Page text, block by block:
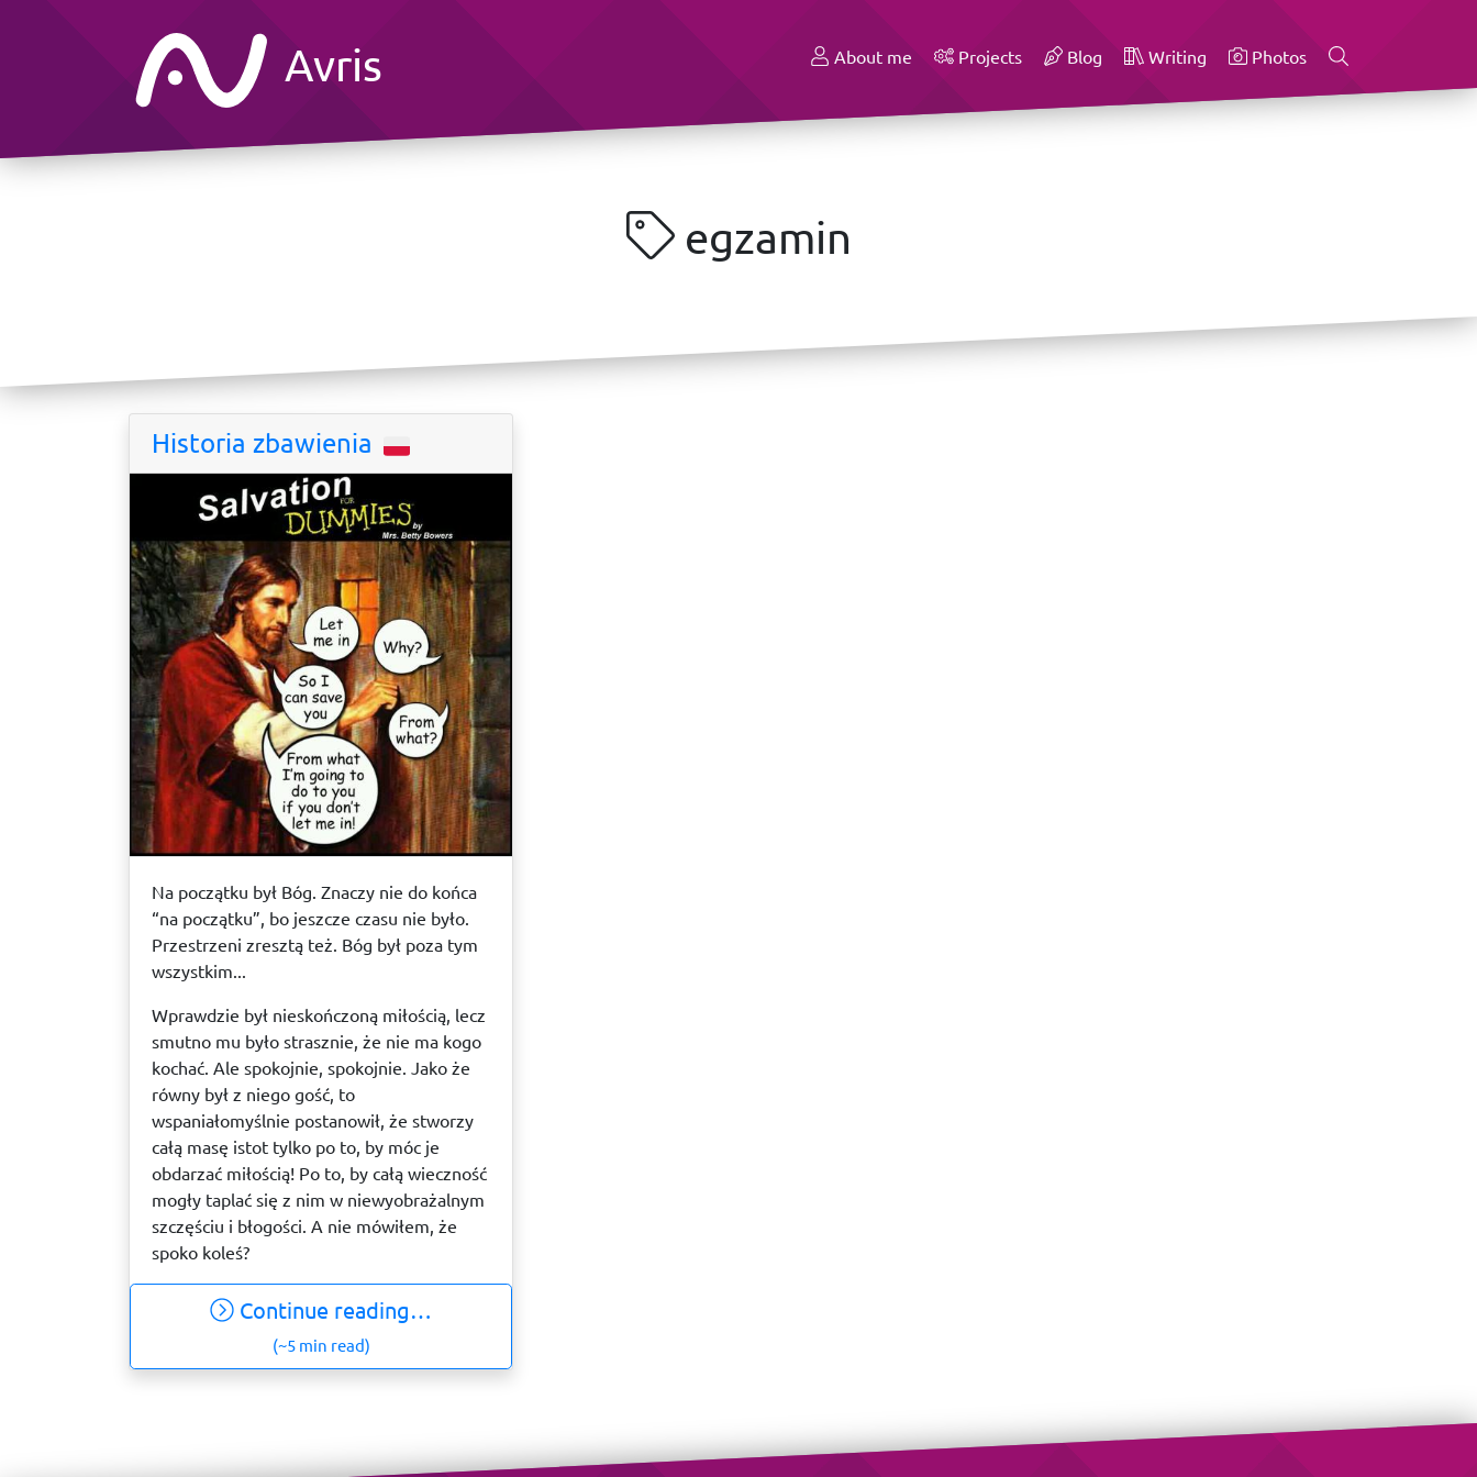
Avris About me Projects Blog Writing Photos
egzamin
Historia zbawienia
Na początku był Bóg. Znaczy nie do końca
“na początku”, bo jeszcze czasu nie było.
Przestrzeni zresztą też. Bóg był poza tym
wszystkim...
Wprawdzie był nieskończoną miłością, lecz
smutno mu było strasznie, że nie ma kogo
kochać. Ale spokojnie, spokojnie. Jako że
równy był z niego gość, to
wspaniałomyślnie postanowił, że stworzy
całą masę istot tylko po to, by móc je
obdarzać miłością! Po to, by całą wieczność
mogły taplać się z nim w niewyobrażalnym
szczęściu i błogości. A nie mówiłem, że
spoko koleś?
Continue reading…
(~5 min read)